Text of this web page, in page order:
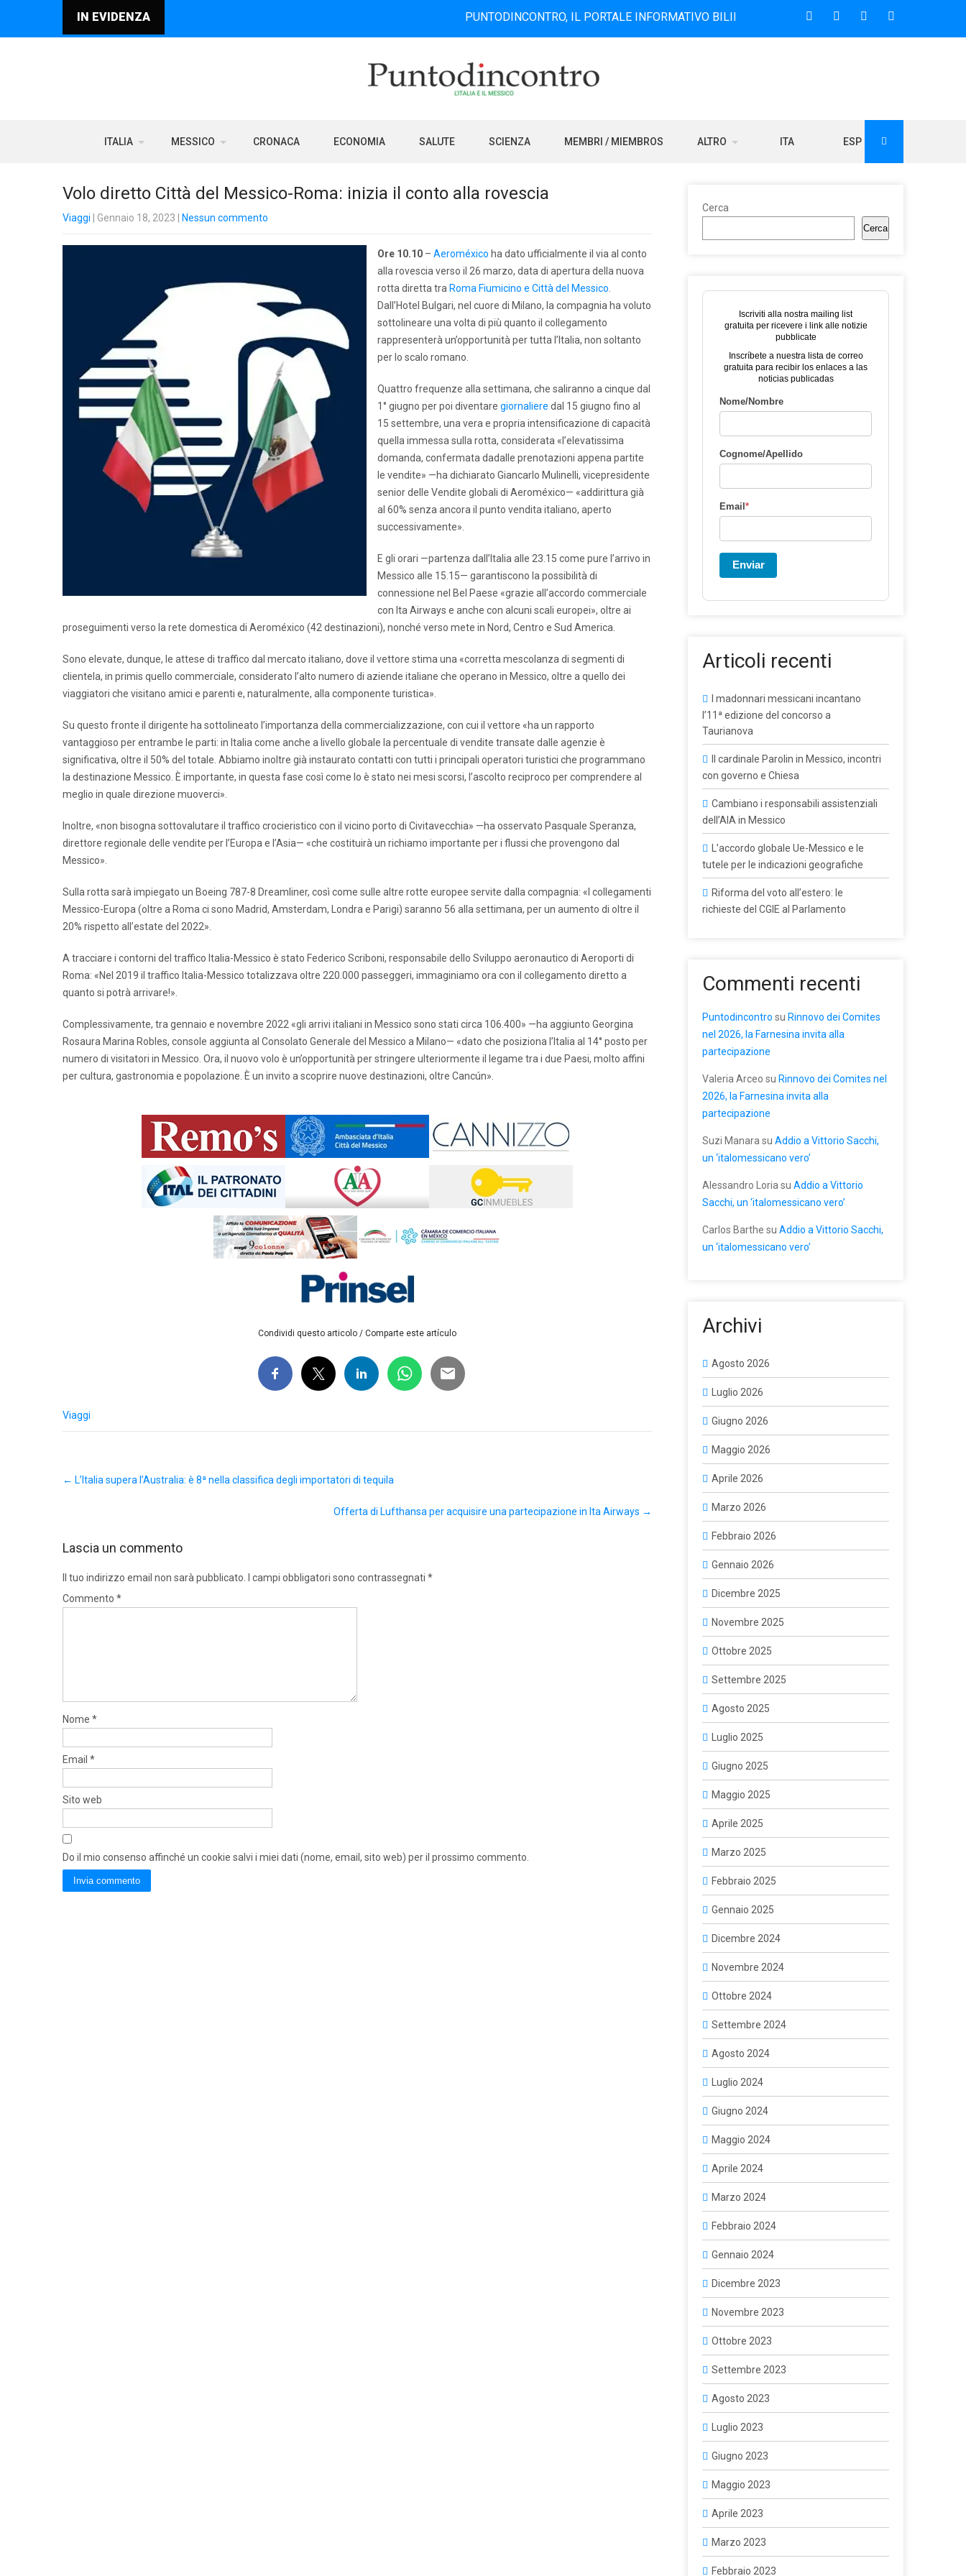
IN EVIDENZA PUNTODINCONTRO, IL PORTALE INFORMATIVO BILINGUE CHE DAL 2006 DIFFONDE NOTIZIE SUI
ITALIA MESSICO CRONACA ECONOMIA SALUTE SCIENZA MEMBRI / MIEMBROS ALTRO ITA ESP
Volo diretto Città del Messico-Roma: inizia il conto alla rovescia
Viaggi | Gennaio 18, 2023 Nessun commento
Ore 10.10 – Aeroméxico ha dato ufficialmente il via al conto
alla rovescia verso il 26 marzo, data di apertura della nuova
rotta diretta tra Roma Fiumicino e Città del Messico
Dall’Hotel Bulgari, nel cuore di Milano, la compagnia ha voluto
sottolineare una volta di più quanto il collegamento
rappresenterà un’opportunità per tutta l’Italia, non soltanto
per lo scalo romano.
Quattro frequenze alla settimana, che saliranno a cinque dal
1° giugno per poi diventare giornaliere dal 15 giugno fino al
15 settembre, una vera e propria intensificazione di capacità
quella immessa sulla rotta, considerata «l’elevatissima
domanda, confermata dadalle prenotazioni appena partite
le vendite» —ha dichiarato Giancarlo Mulinelli, vicepresidente
senior delle Vendite globali di Aeroméxico— «addirittura già
al 60% senza ancora il punto vendita italiano, aperto
successivamente».
E gli orari —partenza dall’Italia alle 23.15 come pure l’arrivo in
Messico alle 15.15— garantiscono la possibilità di
connessione nel Bel Paese «grazie all’accordo commerciale
con Ita Airways e anche con alcuni scali europei», oltre ai
proseguimenti verso la rete domestica di Aeroméxico (42 destinazioni), nonché verso mete in Nord, Centro e Sud America.
Sono elevate, dunque, le attese di traffico dal mercato italiano, dove il vettore stima una «corretta mescolanza di segmenti di
clientela, in primis quello commerciale, considerato l’alto numero di aziende italiane che operano in Messico, oltre a quello dei
viaggiatori che visitano amici e parenti e, naturalmente, alla componente turistica».
Su questo fronte il dirigente ha sottolineato l’importanza della commercializzazione, con cui il vettore «ha un rapporto
vantaggioso per entrambe le parti: in Italia come anche a livello globale la percentuale di vendite transate dalle agenzie è
significativa, oltre il 50% del totale. Abbiamo inoltre già instaurato contatti con tutti i principali operatori turistici che programmano
la destinazione Messico. È importante, in questa fase così come lo è stato nei mesi scorsi, l’ascolto reciproco per comprendere al
meglio in quale direzione muoverci».
Inoltre, «non bisogna sottovalutare il traffico crocieristico con il vicino porto di Civitavecchia» —ha osservato Pasquale Speranza,
direttore regionale delle vendite per l’Europa e l’Asia— «che costituirà un richiamo importante per i flussi che provengono dal
Messico».
Sulla rotta sarà impiegato un Boeing 787-8 Dreamliner, così come sulle altre rotte europee servite dalla compagnia: «I collegamenti
Messico-Europa (oltre a Roma ci sono Madrid, Amsterdam, Londra e Parigi) saranno 56 alla settimana, per un aumento di oltre il
20% rispetto all’estate del 2022».
A tracciare i contorni del traffico Italia-Messico è stato Federico Scriboni, responsabile dello Sviluppo aeronautico di Aeroporti di
Roma: «Nel 2019 il traffico Italia-Messico totalizzava oltre 220.000 passeggeri, immaginiamo ora con il collegamento diretto a
quanto si potrà arrivare!».
Complessivamente, tra gennaio e novembre 2022 «gli arrivi italiani in Messico sono stati circa 106.400» —ha aggiunto Georgina
Rosaura Marina Robles, console aggiunta al Consolato Generale del Messico a Milano— «dato che posiziona l’Italia al 14° posto per
numero di visitatori in Messico. Ora, il nuovo volo è un’opportunità per stringere ulteriormente il legame tra i due Paesi, molto affini
per cultura, gastronomia e popolazione. È un invito a scoprire nuove destinazioni, oltre Cancún».
Condividi questo articolo / Comparte este artículo
Viaggi
navigation
← L’Italia supera l’Australia: è 8ª nella classifica degli importatori di tequila
Offerta di Lufthansa per acquisire una partecipazione in Ita Airways →
Lascia un commento
Il tuo indirizzo email non sarà pubblicato. I campi obbligatori sono contrassegnati *
Commento *
Nome *
Email *
Sito web
Do il mio consenso affinché un cookie salvi i miei dati (nome, email, sito web) per il prossimo commento.
Cerca
Cerca
Iscriviti alla nostra mailing list
gratuita per ricevere i link alle notizie
pubblicate
Inscríbete a nuestra lista de correo
gratuita para recibir los enlaces a las
noticias publicadas
Nome/Nombre
Cognome/Apellido
Email *
Enviar
Articoli recenti
I madonnari messicani incantano
l’11ª edizione del concorso a
Taurianova
Il cardinale Parolin in Messico, incontri
con governo e Chiesa
Cambiano i responsabili assistenziali
dell’AIA in Messico
L’accordo globale Ue-Messico e le
tutele per le indicazioni geografiche
Riforma del voto all’estero: le
richieste del CGIE al Parlamento
Commenti recenti
Puntodincontro su Rinnovo dei Comites
nel 2026, la Farnesina invita alla
partecipazione
Valeria Arceo su Rinnovo dei Comites nel
2026, la Farnesina invita alla
partecipazione
Suzi Manara su Addio a Vittorio Sacchi,
un ‘italomessicano vero’
Alessandro Loria su Addio a Vittorio
Sacchi, un ‘italomessicano vero’
Carlos Barthe su Addio a Vittorio Sacchi,
un ‘italomessicano vero’
Archivi
Agosto 2026
Luglio 2026
Giugno 2026
Maggio 2026
Aprile 2026
Marzo 2026
Febbraio 2026
Gennaio 2026
Dicembre 2025
Novembre 2025
Ottobre 2025
Settembre 2025
Agosto 2025
Luglio 2025
Giugno 2025
Maggio 2025
Aprile 2025
Marzo 2025
Febbraio 2025
Gennaio 2025
Dicembre 2024
Novembre 2024
Ottobre 2024
Settembre 2024
Agosto 2024
Luglio 2024
Giugno 2024
Maggio 2024
Aprile 2024
Marzo 2024
Febbraio 2024
Gennaio 2024
Dicembre 2023
Novembre 2023
Ottobre 2023
Settembre 2023
Agosto 2023
Luglio 2023
Giugno 2023
Maggio 2023
Aprile 2023
Marzo 2023
Febbraio 2023